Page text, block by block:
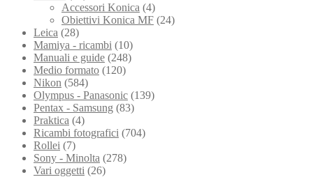
Accessori Konica (4)
Obiettivi Konica MF (24)
Leica (28)
Mamiya - ricambi (10)
Manuali e guide (248)
Medio formato (120)
Nikon (584)
Olympus - Panasonic (139)
Pentax - Samsung (83)
Praktica (4)
Ricambi fotografici (704)
Rollei (7)
Sony - Minolta (278)
Vari oggetti (26)